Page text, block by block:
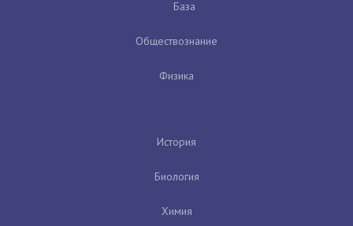
База
Обществознание
Физика
История
Биология
Химия